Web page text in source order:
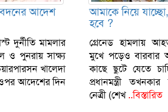
আদেশ
দুর্নীতি মামলার
ও পুনরায় সাক্ষ্য
খালেদা
আদেশের দিন
আমাকে নিয়ে
হবে ?
গ্রেনেড হামলায়
মুখে পড়েও বারবার
কাছে ছুটে যেতে
প্রধানমন্ত্রী
নেত্রী (শেখ..বিস্তারিত